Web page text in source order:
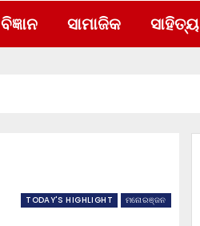
ବିଜ୍ଞାନ ସାମାଜିକ ସାହିତ୍ୟ
TODAY'S HIGHLIGHT ମନୋରଞ୍ଜନ